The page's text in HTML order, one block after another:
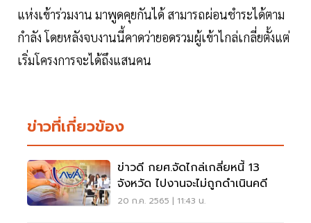
แห่งเข้าร่วมงาน มาพูดคุยกันได้ สามารถผ่อนชำระได้ตาม
กำลัง โดยหลังจบงานนี้คาดว่ายอดรวมผู้เข้าไกล่เกลี่ยตั้งแต่
เริ่มโครงการจะได้ถึงแสนคน
ข่าวที่เกี่ยวข้อง
ข่าวดี กยศ.จัดไกล่เกลี่ยหนี้ 13
จังหวัด ไปงานจะไม่ถูกดำเนินคดี
20 ก.ค. 2565 | 11:43 น.